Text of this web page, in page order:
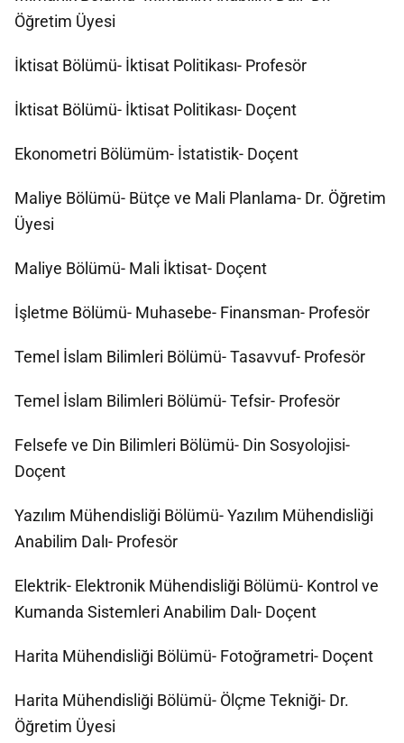
Öğretim Üyesi
İktisat Bölümü- İktisat Politikası- Profesör
İktisat Bölümü- İktisat Politikası- Doçent
Ekonometri Bölümüm- İstatistik- Doçent
Maliye Bölümü- Bütçe ve Mali Planlama- Dr. Öğretim
Üyesi
Maliye Bölümü- Mali İktisat- Doçent
İşletme Bölümü- Muhasebe- Finansman- Profesör
Temel İslam Bilimleri Bölümü- Tasavvuf- Profesör
Temel İslam Bilimleri Bölümü- Tefsir- Profesör
Felsefe ve Din Bilimleri Bölümü- Din Sosyolojisi-
Doçent
Yazılım Mühendisliği Bölümü- Yazılım Mühendisliği
Anabilim Dalı- Profesör
Elektrik- Elektronik Mühendisliği Bölümü- Kontrol ve
Kumanda Sistemleri Anabilim Dalı- Doçent
Harita Mühendisliği Bölümü- Fotoğrametri- Doçent
Harita Mühendisliği Bölümü- Ölçme Tekniği- Dr.
Öğretim Üyesi